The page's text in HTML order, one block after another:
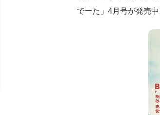
でーた」4月号が発売中